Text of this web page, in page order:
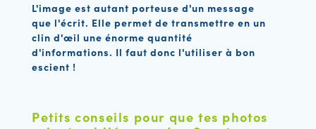
L'image est autant porteuse d'un message
que l'écrit. Elle permet de transmettre en un
clin d'œil une énorme quantité
d'informations. Il faut donc l'utiliser à bon
escient !
Petits conseils pour que tes photos